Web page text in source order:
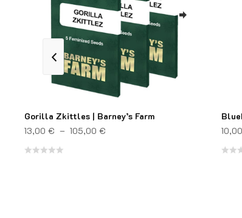
Gorilla Zkittles | Barney’s Farm
13,00 € – 105,00 € Plage de prix : 13,00 € à 105,00 €
10,00